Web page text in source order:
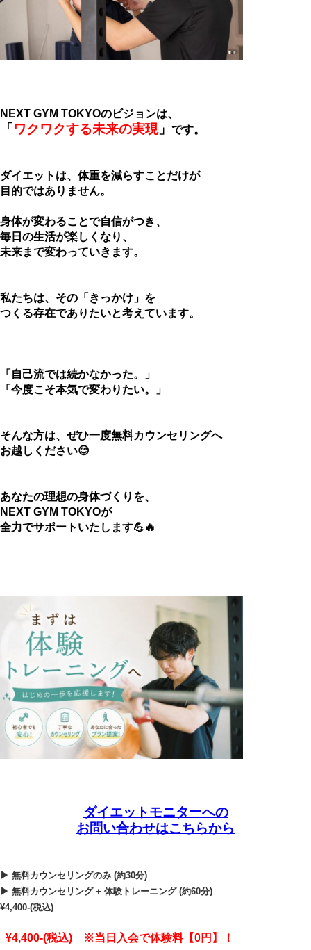
NEXT GYM TOKYOのビジョンは、
「 ワクワクする未来の実現」 です。
ダイエットは、体重を減らすことだけが
目的ではありません。
身体が変わることで自信がつき、
毎日の生活が楽しくなり、
未来まで変わっていきます。
私たちは、その「きっかけ」を
つくる存在でありたいと考えています。
「自己流では続かなかった。」
「今度こそ本気で変わりたい。」
そんな方は、ぜひ一度無料カウンセリングへ
お越しください😊
あなたの理想の身体づくりを、
NEXT GYM TOKYOが
全力でサポートいたします💪🔥
ダイエットモニターへの
お問い合わせはこちらから
▶ 無料カウンセリングのみ (約30分)
▶ 無料カウンセリング + 体験トレーニング (約60分)
¥4,400-(税込)
¥4,400-(税込) ※当日入会で体験料【0円】！